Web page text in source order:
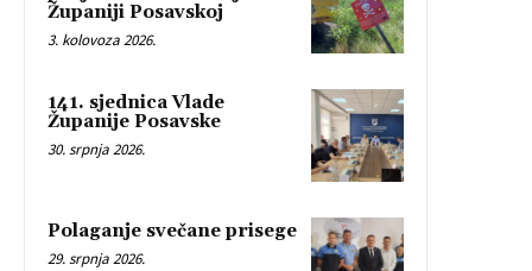
Županiji Posavskoj
3. kolovoza 2026.
141. sjednica Vlade
Županije Posavske
30. srpnja 2026.
Polaganje svečane prisege
29. srpnja 2026.